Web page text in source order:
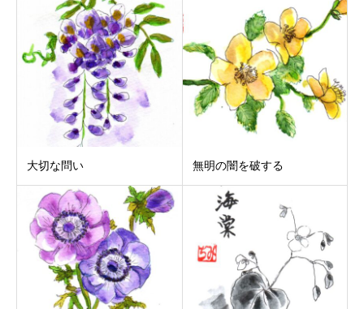
大切な問い 無明の闇を破する